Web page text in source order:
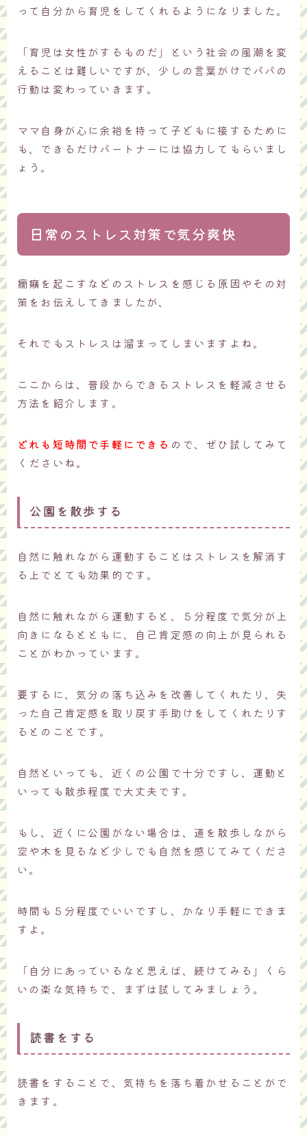
って自分から育児をしてくれるようになりました。
「育児は女性がするものだ」という社会の風潮を変
えることは難しいですが、少しの言葉がけでパパの
行動は変わっていきます。
ママ自身が心に余裕を持って子どもに接するために
も、できるだけパートナーには協力してもらいまし
ょう。
日常のストレス対策で気分爽快
癇癪を起こすなどのストレスを感じる原因やその対
策をお伝えしてきましたが、
それでもストレスは溜まってしまいますよね。
ここからは、普段からできるストレスを軽減させる
方法を紹介します。
どれも短時間で手軽にできる ので、ぜひ試してみて
くださいね。
公園を散歩する
自然に触れながら運動することはストレスを解消す
る上でとても効果的です。
自然に触れながら運動すると、５分程度で気分が上
向きになるとともに、自己肯定感の向上が見られる
ことがわかっています。
要するに、気分の落ち込みを改善してくれたり、失
った自己肯定感を取り戻す手助けをしてくれたりす
るとのことです。
自然といっても、近くの公園で十分ですし、運動と
いっても散歩程度で大丈夫です。
もし、近くに公園がない場合は、道を散歩しながら
空や木を見るなど少しでも自然を感じてみてくださ
い。
時間も５分程度でいいですし、かなり手軽にできま
すよ。
「自分にあっているなと思えば、続けてみる」くら
いの楽な気持ちで、まずは試してみましょう。
読書をする
読書をすることで、気持ちを落ち着かせることがで
きます。